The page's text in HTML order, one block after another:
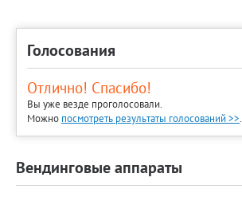
Голосования
Отлично! Спасибо!
Вы уже везде проголосовали.
Можно посмотреть результаты голосований >>.
Вендинговые аппараты